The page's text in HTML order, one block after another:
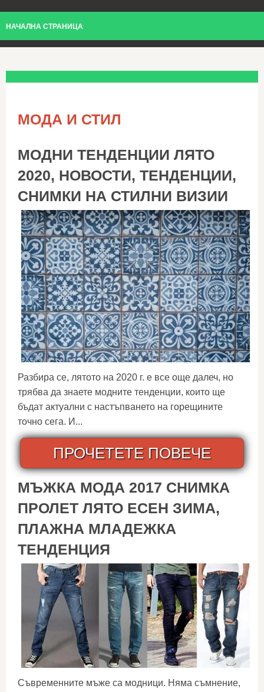
НАЧАЛНА СТРАНИЦА
МОДА И СТИЛ
МОДНИ ТЕНДЕНЦИИ ЛЯТО
2020, НОВОСТИ, ТЕНДЕНЦИИ,
СНИМКИ НА СТИЛНИ ВИЗИИ
Разбира се, лятото на 2020 г. е все още далеч, но
трябва да знаете модните тенденции, които ще
бъдат актуални с настъпването на горещините
точно сега. И...
ПРОЧЕТЕТЕ ПОВЕЧЕ
МЪЖКА МОДА 2017 СНИМКА
ПРОЛЕТ ЛЯТО ЕСЕН ЗИМА,
ПЛАЖНА МЛАДЕЖКА
ТЕНДЕНЦИЯ
Съвременните мъже са модници. Няма съмнение,